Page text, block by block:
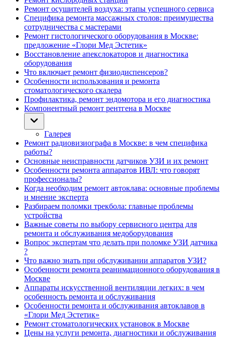
Ремонт осушителей воздуха: этапы успешного сервиса
Специфика ремонта массажных столов: преимущества
сотрудничества с мастерами
Ремонт гистологического оборудования в Москве:
предложение «Глори Мед Эстетик»
Восстановление апекслокаторов и диагностика
оборудования
Что включает ремонт физиодиспенсеров?
Особенности использования и ремонта
стоматологического скалера
Профилактика, ремонт эндомотора и его диагностика
Компонентный ремонт рентгена в Москве
Галерея
Ремонт радиовизиографа в Москве: в чем специфика
работы?
Основные неисправности датчиков УЗИ и их ремонт
Особенности ремонта аппаратов ИВЛ: что говорят
профессионалы?
Когда необходим ремонт автоклава: основные проблемы
и мнение эксперта
Разбираем поломки трекбола: главные проблемы
устройства
Важные советы по выбору сервисного центра для
ремонта и обслуживания медоборудования
Вопрос экспертам что делать при поломке УЗИ датчика
?
Что важно знать при обслуживании аппаратов УЗИ?
Особенности ремонта реанимационного оборудования в
Москве
Аппараты искусственной вентиляции легких: в чем
особенность ремонта и обслуживания
Особенности ремонта и обслуживания автоклавов в
«Глори Мед Эстетик»
Ремонт стоматологических установок в Москве
Цены на услуги ремонта, диагностики и обслуживания